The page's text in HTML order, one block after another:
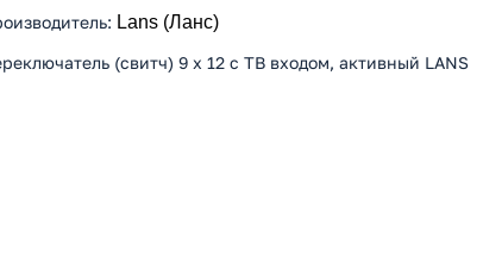
: Lans (Ланс)
(свитч) 9 х 12 с ТВ входом, активный LANS